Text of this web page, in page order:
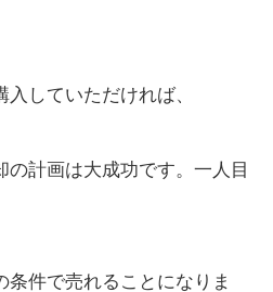
していただければ、
の計画は大成功です。一人目
条件で売れることになりま